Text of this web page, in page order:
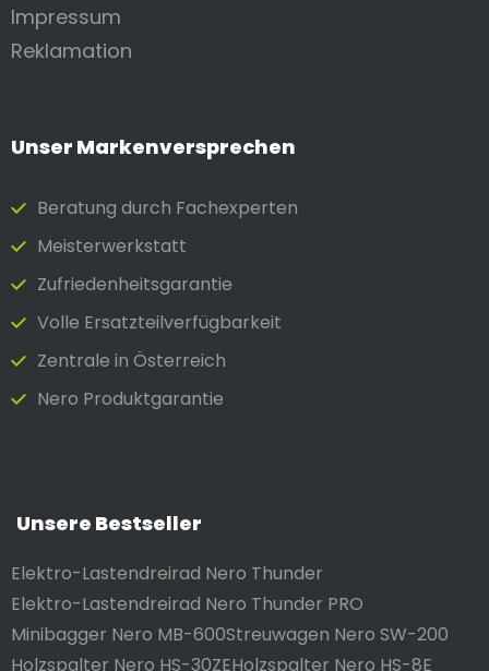
Impressum
Reklamation
Unser Markenversprechen
Beratung durch Fach­experten
Meister­werkstatt
Zufrieden­heits­garantie
Volle Ersatzteilverfügbarkeit
Zentrale in Österreich
Nero Produktgarantie
Unsere Bestseller
Elektro-Lastendreirad Nero Thunder
Elektro-Lastendreirad Nero Thunder PRO
Minibagger Nero MB-600Streuwagen Nero SW-200
Holzspalter Nero HS-30ZEHolzspalter Nero HS-8E